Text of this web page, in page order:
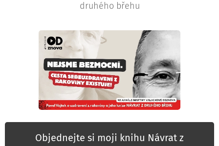
druhého břehu
Objednejte si moji knihu Návrat z